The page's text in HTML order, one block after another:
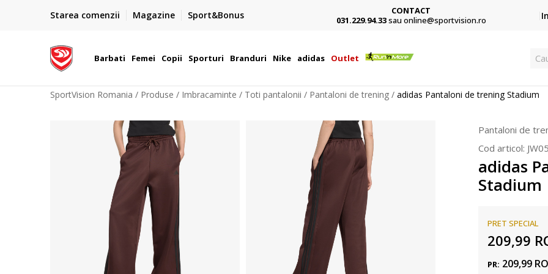
Starea comenzii Magazine Sport&Bonus
Plateste cu cardul in siguranta prin WSPay - Visa, MasterCard,
CONTACT
031.229.94.33sau online@sportvision.ro
Barbati Femei Copii Sporturi Branduri Nike adidas Outlet
SportVision Romania Produse Imbracaminte Toti pantalonii Pantaloni de trening adidas Pantaloni de trening Stadium
Pantaloni de
Cod articol:
adidas
Stadium
PRET SPECIAL
209,99
PR: 209,99